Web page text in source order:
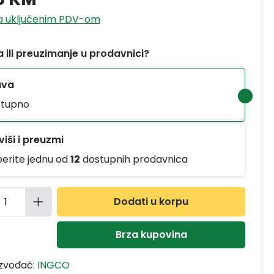
uključenim PDV-om
ili preuzimanje u prodavnici?
i preuzmi
jednu od12 dostupnih prodavnica
proizvoda: Unesite željenu
Dodati u korpu
Brza kupovina
INGCO